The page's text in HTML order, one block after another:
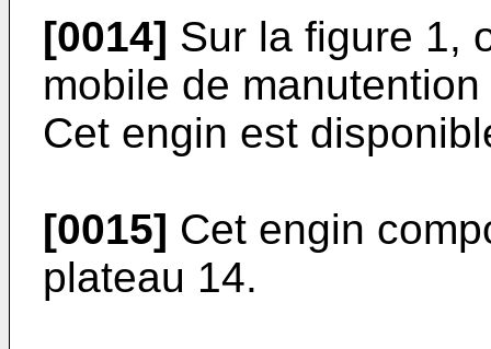
[0014] Sur la figure 1,
mobile de
Cet engin est
[0015] Cet engin
plateau 14.